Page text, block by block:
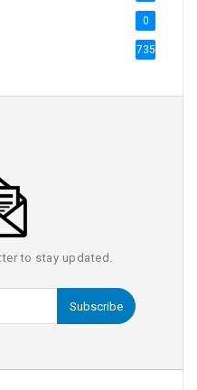
0
735
to stay updated.
Subscribe